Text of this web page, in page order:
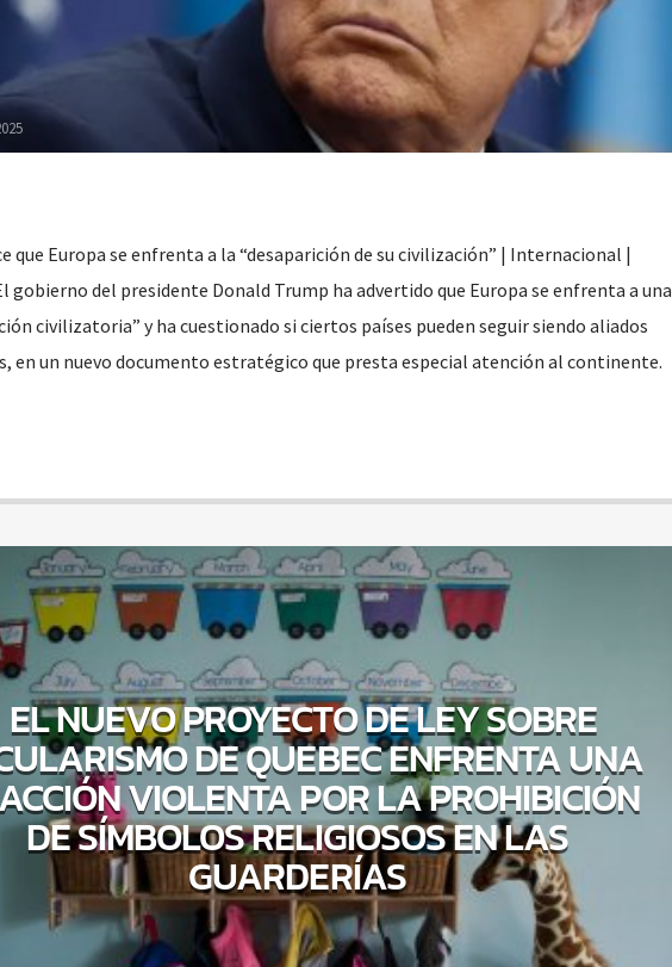
que Europa se enfrenta a la “desaparición de su civilización” | Internacional |
gobierno del presidente Donald Trump ha advertido que Europa se enfrenta a una
civilizatoria” y ha cuestionado si ciertos países pueden seguir siendo aliados
en un nuevo documento estratégico que presta especial atención al continente.
EL NUEVO PROYECTO DE LEY SOBRE
DE QUEBEC ENFRENTA UNA
VIOLENTA POR LA PROHIBICIÓN
DE SÍMBOLOS RELIGIOSOS EN LAS
GUARDERÍAS